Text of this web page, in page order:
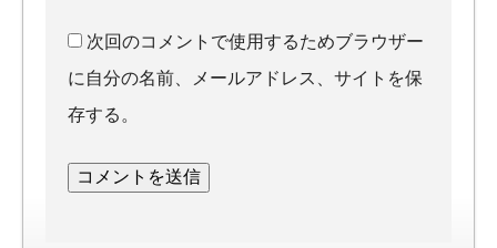
次回のコメントで使用するためブラウザー
に自分の名前、メールアドレス、サイトを保
存する。